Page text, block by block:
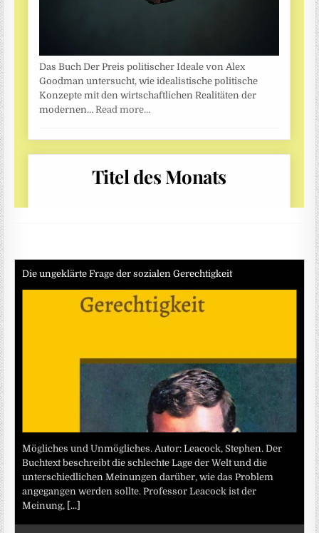
Die ungeklärte Frage der sozialen Gerechtigkeit
Mögliches und Unmögliches. Autor: Leacock, Stephen. Der
Buchtext beschreibt die schlechte Lage der Welt und die
unterschiedlichen Meinungen darüber, wie das Problem
angegangen werden sollte. Professor Leacock ist der
Meinung, [...]